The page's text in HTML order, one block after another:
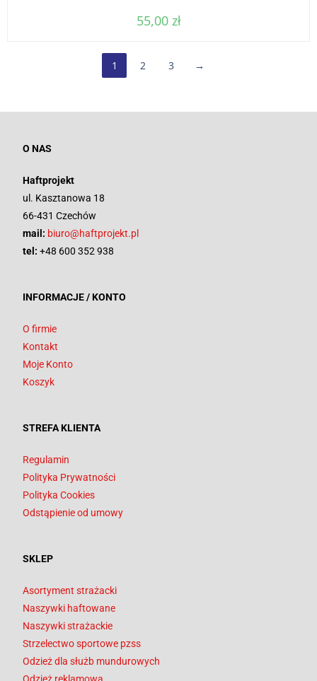
55,00 zł
1 2 3 →
O NAS
Haftprojekt
ul. Kasztanowa 18
66-431 Czechów
mail: biuro@haftprojekt.pl
tel: +48 600 352 938
INFORMACJE / KONTO
O firmie
Kontakt
Moje Konto
Koszyk
STREFA KLIENTA
Regulamin
Polityka Prywatności
Polityka Cookies
Odstąpienie od umowy
SKLEP
Asortyment strażacki
Naszywki haftowane
Naszywki strażackie
Strzelectwo sportowe pzss
Odzież dla służb mundurowych